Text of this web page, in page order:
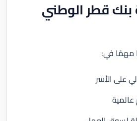
قطر الوطني
على الأسر